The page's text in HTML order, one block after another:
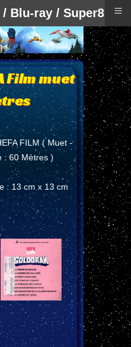
Film muet
FILM ( Muet -
: 60 Mètres )
: 13 cm x 13 cm
/ Blu-ray / Super8 ≡